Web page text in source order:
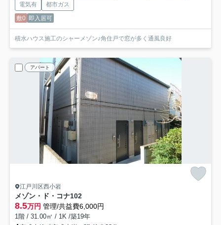
電気有
都市ガス
敷0 即入居可
積水ハウス施工のシャーメゾン♪角住戸で窓が多く通風良好
アパート
江戸川区西小岩
メゾン・ド・コナ102
8.5万円 管理/共益費6,000円
1階 / 31.00㎡ / 1K /築19年